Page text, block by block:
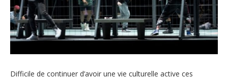
Difficile de continuer d’avoir une vie culturelle active ces